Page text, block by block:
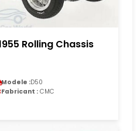
Rolling Chassis
Modele :D50
Fabricant : CMC